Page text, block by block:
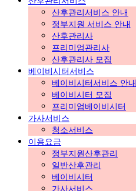
산후관리서비스 안내
정부지원 서비스 안내
산후관리사
프리미엄관리사
산후관리사 모집
베이비시터서비스
베이비시터서비스 안내
베이비시터 모집
프리미엄베이비시터
가사서비스
청소서비스
이용요금
정부지원산후관리
일반산후관리
베이비시터
가사서비스